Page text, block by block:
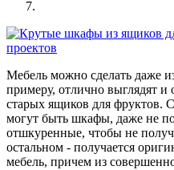
Мебель можно сделать даже
примеру, отлично выглядят и
старых ящиков для фруктов.
могут быть шкафы, даже не
отшкуренные, чтобы не
остальном - получается
мебель, причем из